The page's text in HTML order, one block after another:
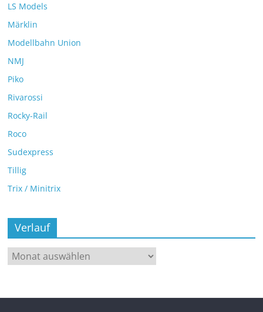
LS Models
Märklin
Modellbahn Union
NMJ
Piko
Rivarossi
Rocky-Rail
Roco
Sudexpress
Tillig
Trix / Minitrix
Verlauf